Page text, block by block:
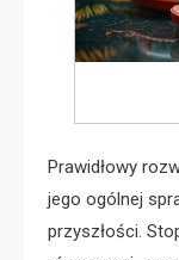
Prawidłowy
jego ogólnej
przyszłości.